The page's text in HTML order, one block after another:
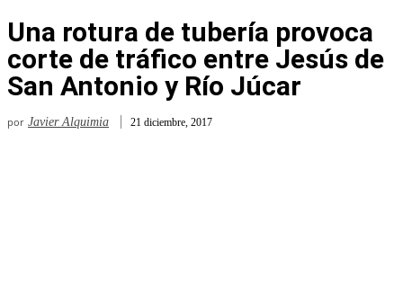
Una rotura de tubería provoca
corte de tráfico entre Jesús de
San Antonio y Río Júcar
por Javier Alquimia 21 diciembre, 2017